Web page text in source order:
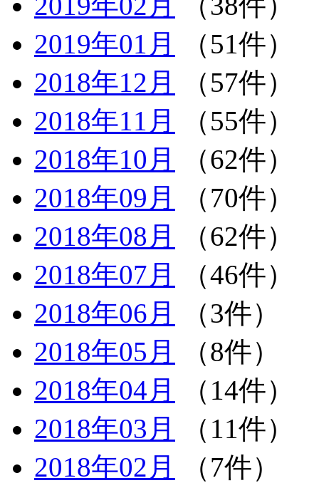
2019年01月
（51件）
2018年12月
（57件）
2018年11月
（55件）
2018年10月
（62件）
2018年09月
（70件）
2018年08月
（62件）
2018年07月
（46件）
2018年06月
（3件）
2018年05月
（8件）
2018年04月
（14件）
2018年03月
（11件）
2018年02月
（7件）